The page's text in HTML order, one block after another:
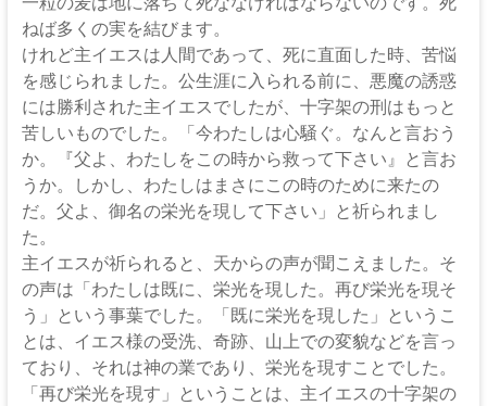
の
父
な
る
神
ねば多くの実を結びます。
けれど主イエスは人間であって、死に直面した時、苦悩
を感じられました。公生涯に入られる前に、悪魔の誘惑
には勝利された主イエスでしたが、十字架の刑はもっと
苦しいものでした。「今わたしは心騒ぐ。なんと言おう
か。『父よ、わたしをこの時から救って下さい』と言お
うか。しかし、わたしはまさにこの時のために来たの
だ。父よ、御名の栄光を現して下さい」と祈られまし
た。
主イエスが祈られると、天からの声が聞こえました。そ
の声は「わたしは既に、栄光を現した。再び栄光を現そ
う」という事葉でした。「既に栄光を現した」というこ
とは、イエス様の受洗、奇跡、山上での変貌などを言っ
ており、それは神の業であり、栄光を現すことでした。
「再び栄光を現す」ということは、主イエスの十字架の